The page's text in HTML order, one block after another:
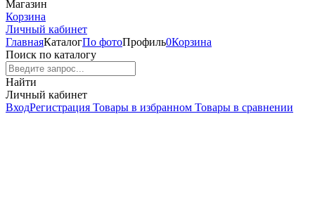
Магазин
Корзина
Личный кабинет
ГлавнаяКаталогПо фотоПрофиль0Корзина
Поиск по каталогу
Найти
Личный кабинет
ВходРегистрация Товары в избранном Товары в сравнении